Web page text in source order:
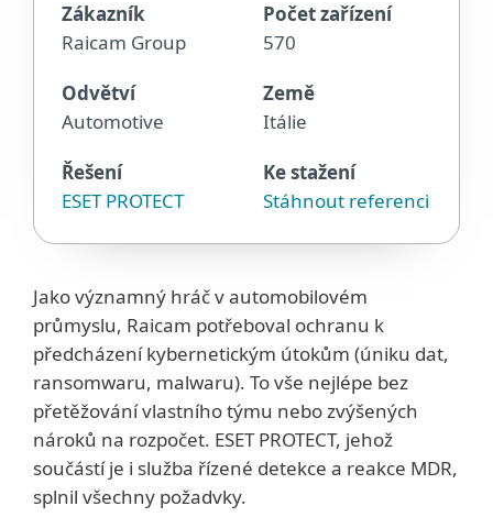
Zákazník
Raicam Group
Odvětví
Automotive
Řešení
ESET PROTECT
Počet zařízení
570
Země
Itálie
Ke stažení
Stáhnout referenci
Jako významný hráč v automobilovém
průmyslu, Raicam potřeboval ochranu k
předcházení kybernetickým útokům (úniku dat,
ransomwaru, malwaru). To vše nejlépe bez
přetěžování vlastního týmu nebo zvýšených
nároků na rozpočet. ESET PROTECT, jehož
součástí je i služba řízené detekce a reakce MDR,
splnil všechny požadvky.